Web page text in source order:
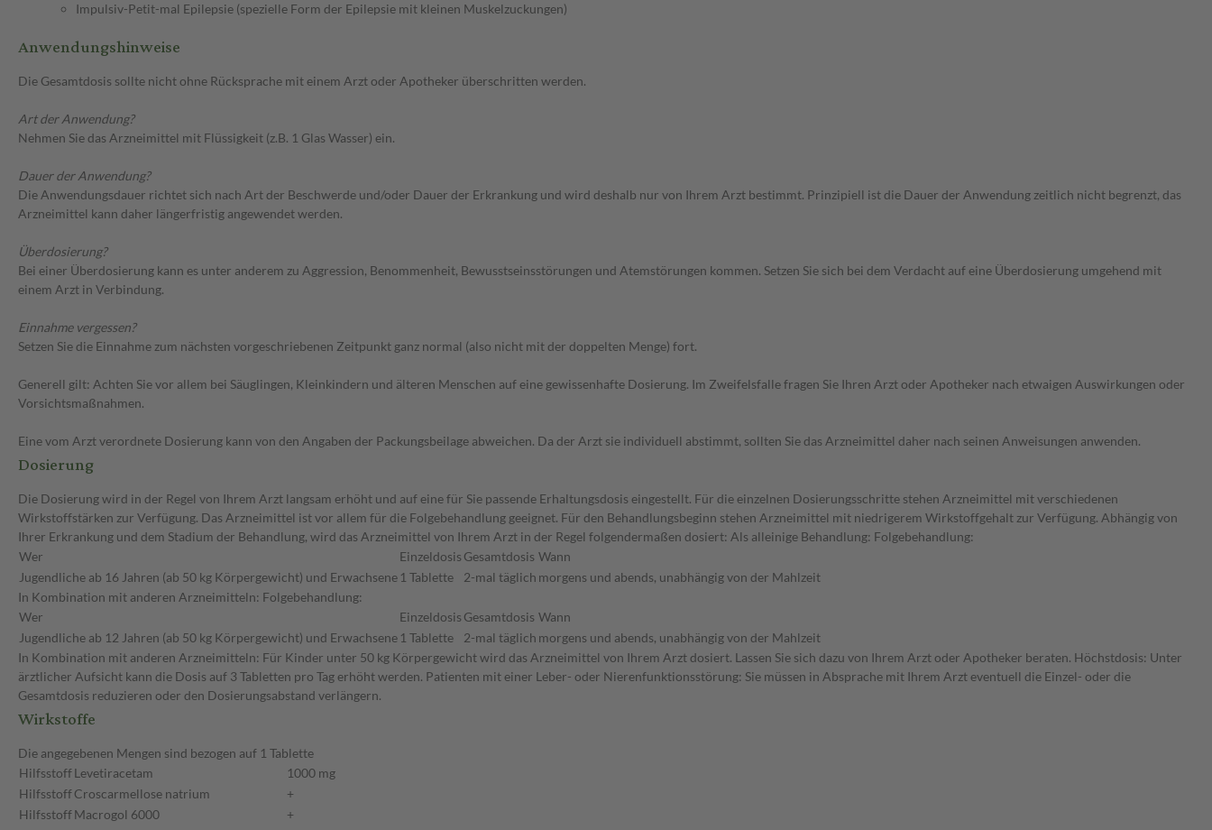
Impulsiv-Petit-mal Epilepsie (spezielle Form der Epilepsie mit kleinen Muskelzuckungen)
Anwendungshinweise
Die Gesamtdosis sollte nicht ohne Rücksprache mit einem Arzt oder Apotheker überschritten werden.
Art der Anwendung?
Nehmen Sie das Arzneimittel mit Flüssigkeit (z.B. 1 Glas Wasser) ein.
Dauer der Anwendung?
Die Anwendungsdauer richtet sich nach Art der Beschwerde und/oder Dauer der Erkrankung und wird deshalb nur von Ihrem Arzt bestimmt. Prinzipiell ist die Dauer der Anwendung zeitlich nicht begrenzt, das
Arzneimittel kann daher längerfristig angewendet werden.
Überdosierung?
Bei einer Überdosierung kann es unter anderem zu Aggression, Benommenheit, Bewusstseinsstörungen und Atemstörungen kommen. Setzen Sie sich bei dem Verdacht auf eine Überdosierung umgehend mit
einem Arzt in Verbindung.
Einnahme vergessen?
Setzen Sie die Einnahme zum nächsten vorgeschriebenen Zeitpunkt ganz normal (also nicht mit der doppelten Menge) fort.
Generell gilt: Achten Sie vor allem bei Säuglingen, Kleinkindern und älteren Menschen auf eine gewissenhafte Dosierung. Im Zweifelsfalle fragen Sie Ihren Arzt oder Apotheker nach etwaigen Auswirkungen oder
Vorsichtsmaßnahmen.
Eine vom Arzt verordnete Dosierung kann von den Angaben der Packungsbeilage abweichen. Da der Arzt sie individuell abstimmt, sollten Sie das Arzneimittel daher nach seinen Anweisungen anwenden.
Dosierung
Die Dosierung wird in der Regel von Ihrem Arzt langsam erhöht und auf eine für Sie passende Erhaltungsdosis eingestellt. Für die einzelnen Dosierungsschritte stehen Arzneimittel mit verschiedenen
Wirkstoffstärken zur Verfügung. Das Arzneimittel ist vor allem für die Folgebehandlung geeignet. Für den Behandlungsbeginn stehen Arzneimittel mit niedrigerem Wirkstoffgehalt zur Verfügung. Abhängig von
Ihrer Erkrankung und dem Stadium der Behandlung, wird das Arzneimittel von Ihrem Arzt in der Regel folgendermaßen dosiert: Als alleinige Behandlung: Folgebehandlung:
Wer
Einzeldosis Gesamtdosis Wann
Jugendliche ab 16 Jahren (ab 50 kg Körpergewicht) und Erwachsene 1 Tablette 2-mal täglich morgens und abends, unabhängig von der Mahlzeit
In Kombination mit anderen Arzneimitteln: Folgebehandlung:
Wer
Einzeldosis Gesamtdosis Wann
Jugendliche ab 12 Jahren (ab 50 kg Körpergewicht) und Erwachsene 1 Tablette 2-mal täglich morgens und abends, unabhängig von der Mahlzeit
In Kombination mit anderen Arzneimitteln: Für Kinder unter 50 kg Körpergewicht wird das Arzneimittel von Ihrem Arzt dosiert. Lassen Sie sich dazu von Ihrem Arzt oder Apotheker beraten. Höchstdosis: Unter
ärztlicher Aufsicht kann die Dosis auf 3 Tabletten pro Tag erhöht werden. Patienten mit einer Leber- oder Nierenfunktionsstörung: Sie müssen in Absprache mit Ihrem Arzt eventuell die Einzel- oder die
Gesamtdosis reduzieren oder den Dosierungsabstand verlängern.
Wirkstoffe
Die angegebenen Mengen sind bezogen auf 1 Tablette
HilfsstoffLevetiracetam
1000 mg
HilfsstoffCroscarmellose natrium
+
HilfsstoffMacrogol 6000
+